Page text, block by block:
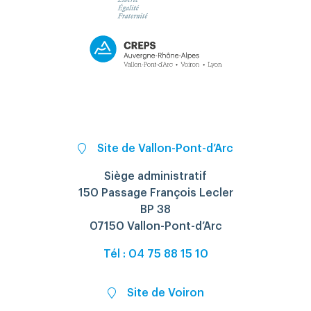
Site de Vallon-Pont-d’Arc
Siège administratif
150 Passage François Lecler
BP 38
07150 Vallon-Pont-d’Arc
Tél : 04 75 88 15 10
Site de Voiron